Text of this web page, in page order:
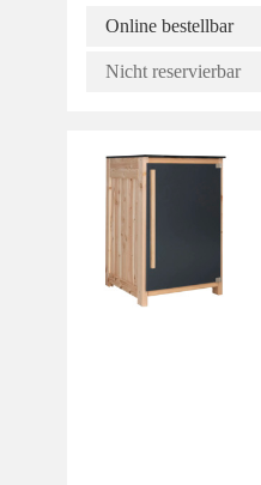
Online bestellbar
Nicht reservierbar